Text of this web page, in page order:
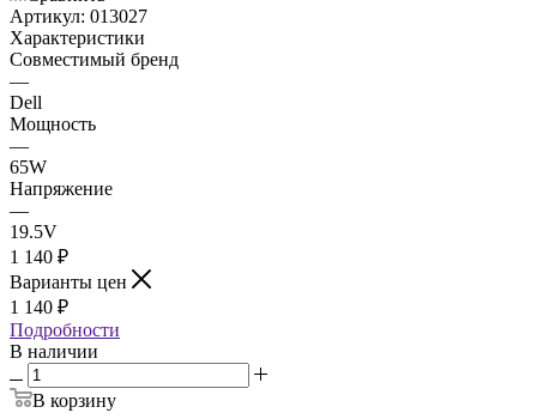
Артикул: 013027
Характеристики
Совместимый бренд
—
Dell
Мощность
—
65W
Напряжение
—
19.5V
1 140 ₽
Варианты цен
1 140 ₽
Подробности
В наличии
В корзину